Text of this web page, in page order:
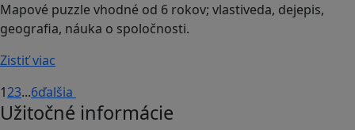
Mapové puzzle vhodné od 6 rokov; vlastiveda, dejepis,
geografia, náuka o spoločnosti.
Zistiť viac
123...6ďalšia
Užitočné informácie